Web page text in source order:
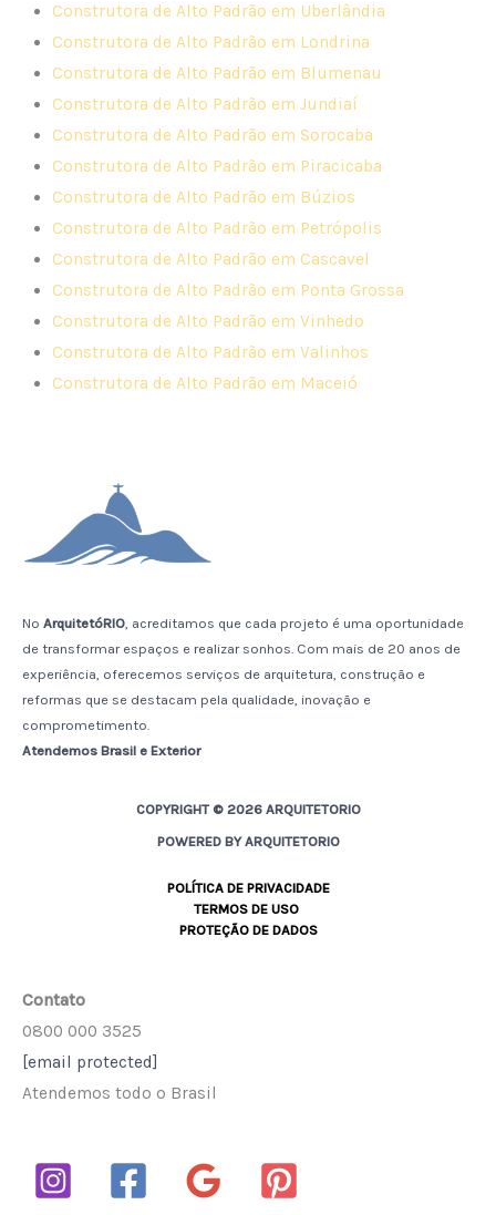
Construtora de Alto Padrão em Uberlândia
Construtora de Alto Padrão em Londrina
Construtora de Alto Padrão em Blumenau
Construtora de Alto Padrão em Jundiaí
Construtora de Alto Padrão em Sorocaba
Construtora de Alto Padrão em Piracicaba
Construtora de Alto Padrão em Búzios
Construtora de Alto Padrão em Petrópolis
Construtora de Alto Padrão em Cascavel
Construtora de Alto Padrão em Ponta Grossa
Construtora de Alto Padrão em Vinhedo
Construtora de Alto Padrão em Valinhos
Construtora de Alto Padrão em Maceió
No ArquitetóRIO , acreditamos que cada projeto é uma oportunidade
de transformar espaços e realizar sonhos. Com mais de 20 anos de
experiência, oferecemos serviços de arquitetura, construção e
reformas que se destacam pela qualidade, inovação e
comprometimento.
Atendemos Brasil e Exterior
COPYRIGHT © 2026 ARQUITETORIO
POWERED BY ARQUITETORIO
POLÍTICA DE PRIVACIDADE
TERMOS DE USO
PROTEÇÃO DE DADOS
Contato
0800 000 3525
[email protected]
Atendemos todo o Brasil